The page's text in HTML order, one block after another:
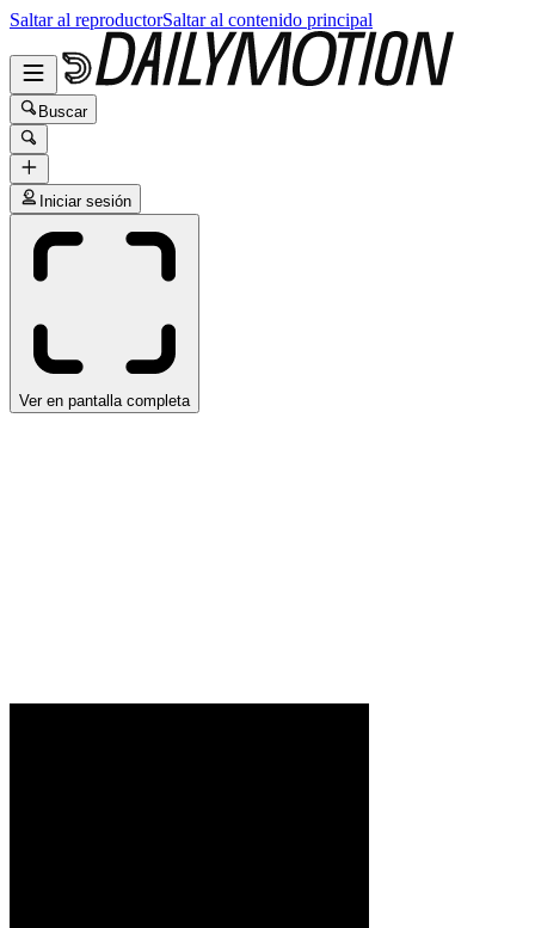
Saltar al reproductorSaltar al contenido principal
Buscar
Iniciar sesión
Ver en pantalla completa